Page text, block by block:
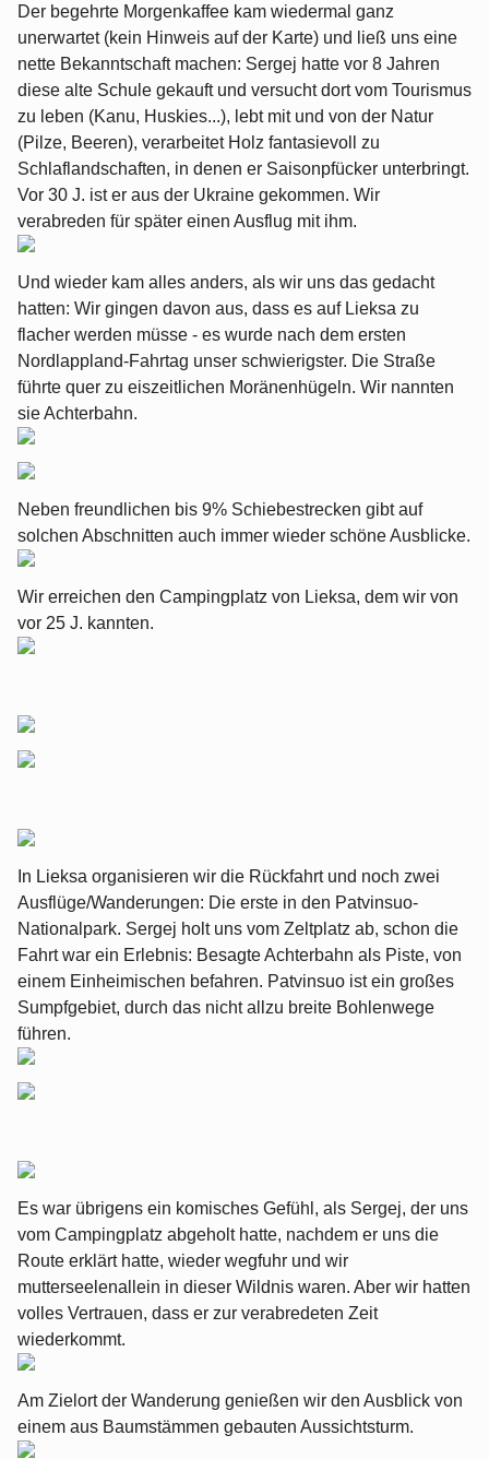
Der begehrte Morgenkaffee kam wiedermal ganz
unerwartet (kein Hinweis auf der Karte) und ließ uns eine
nette Bekanntschaft machen: Sergej hatte vor 8 Jahren
diese alte Schule gekauft und versucht dort vom Tourismus
zu leben (Kanu, Huskies...), lebt mit und von der Natur
(Pilze, Beeren), verarbeitet Holz fantasievoll zu
Schlaflandschaften, in denen er Saisonpfücker unterbringt.
Vor 30 J. ist er aus der Ukraine gekommen. Wir
verabreden für später einen Ausflug mit ihm.
Und wieder kam alles anders, als wir uns das gedacht
hatten: Wir gingen davon aus, dass es auf Lieksa zu
flacher werden müsse - es wurde nach dem ersten
Nordlappland-Fahrtag unser schwierigster. Die Straße
führte quer zu eiszeitlichen Moränenhügeln. Wir nannten
sie Achterbahn.
Neben freundlichen bis 9% Schiebestrecken gibt auf
solchen Abschnitten auch immer wieder schöne Ausblicke.
Wir erreichen den Campingplatz von Lieksa, dem wir von
vor 25 J. kannten.
In Lieksa organisieren wir die Rückfahrt und noch zwei
Ausflüge/Wanderungen: Die erste in den Patvinsuo-
Nationalpark. Sergej holt uns vom Zeltplatz ab, schon die
Fahrt war ein Erlebnis: Besagte Achterbahn als Piste, von
einem Einheimischen befahren. Patvinsuo ist ein großes
Sumpfgebiet, durch das nicht allzu breite Bohlenwege
führen.
Es war übrigens ein komisches Gefühl, als Sergej, der uns
vom Campingplatz abgeholt hatte, nachdem er uns die
Route erklärt hatte, wieder wegfuhr und wir
mutterseelenallein in dieser Wildnis waren. Aber wir hatten
volles Vertrauen, dass er zur verabredeten Zeit
wiederkommt.
Am Zielort der Wanderung genießen wir den Ausblick von
einem aus Baumstämmen gebauten Aussichtsturm.